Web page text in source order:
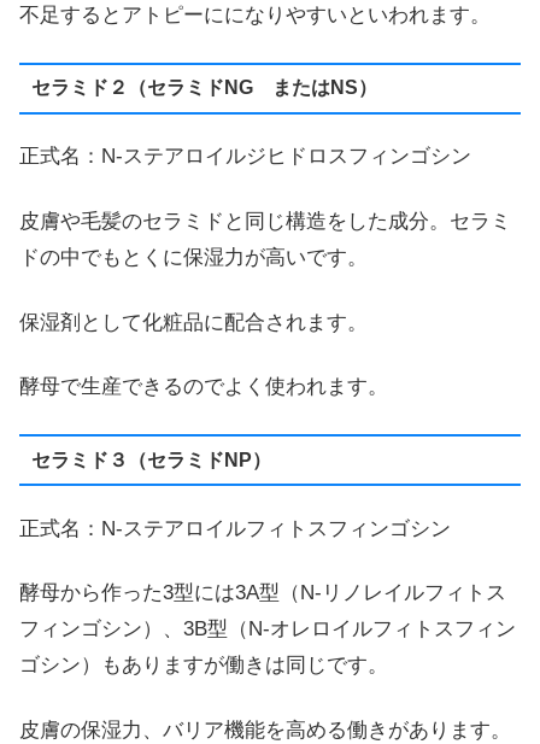
不足するとアトピーにになりやすいといわれます。
セラミド２（セラミドNG またはNS）
正式名：N-ステアロイルジヒドロスフィンゴシン
皮膚や毛髪のセラミドと同じ構造をした成分。セラミ
ドの中でもとくに保湿力が高いです。
保湿剤として化粧品に配合されます。
酵母で生産できるのでよく使われます。
セラミド３（セラミドNP）
正式名：N-ステアロイルフィトスフィンゴシン
酵母から作った3型には3A型（N-リノレイルフィトス
フィンゴシン）、3B型（N-オレロイルフィトスフィン
ゴシン）もありますが働きは同じです。
皮膚の保湿力、バリア機能を高める働きがあります。